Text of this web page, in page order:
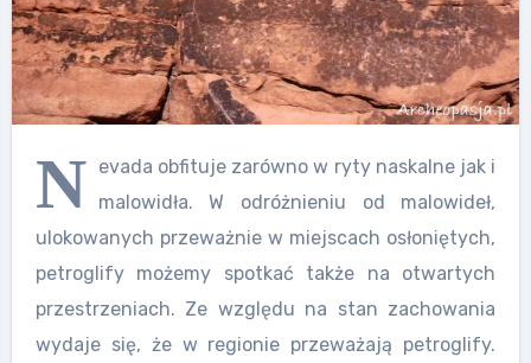
N evada obfituje zarówno w ryty naskalne jak i
malowidła. W odróżnieniu od malowideł,
ulokowanych przeważnie w miejscach osłoniętych,
petroglify możemy spotkać także na otwartych
przestrzeniach. Ze względu na stan zachowania
wydaje się, że w regionie przeważają petroglify.